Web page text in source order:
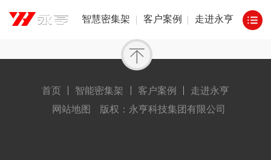
智慧密集架 客户案例 走进永亨
首页 智能密集架 客户案例
走进永亨
网站地图
版权：永亨科技集团有限公司